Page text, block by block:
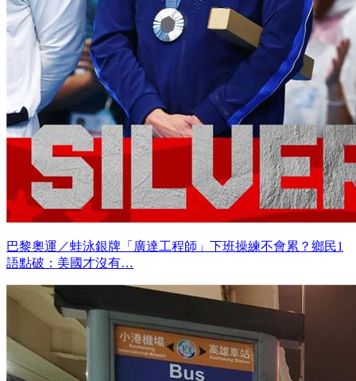
巴黎奧運／蛙泳銀牌「廣達工程師」下班操練不會累？鄉民1
語點破：美國才沒有…